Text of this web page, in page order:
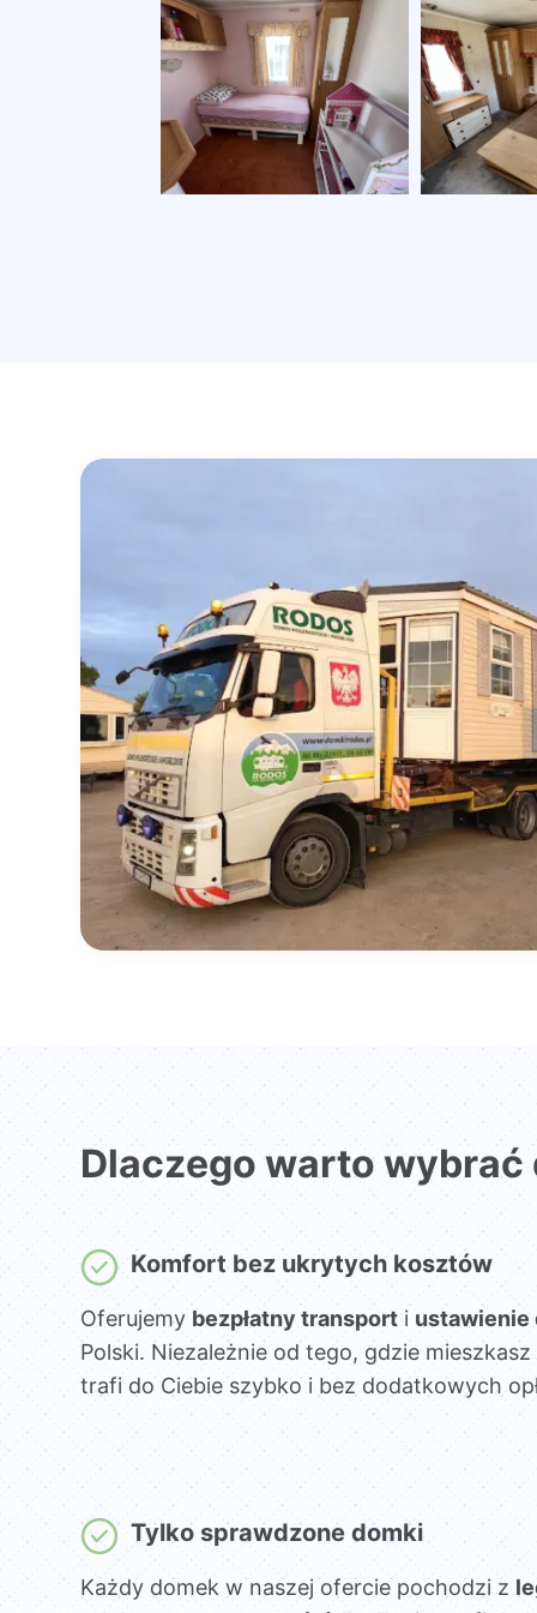
Dlaczego warto wybrać
Komfort bez ukrytych kosztów
Oferujemy bezpłatny transport i ustawienie
Polski. Niezależnie od tego, gdzie
trafi do Ciebie szybko i bez dodatkowych
Tylko sprawdzone domki
Każdy domek w naszej ofercie pochodzi z